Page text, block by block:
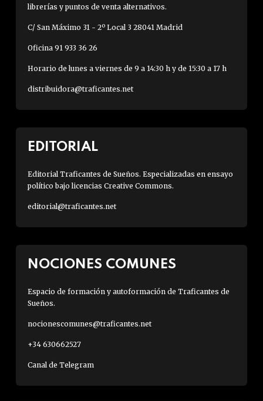
librerías y puntos de venta alternativos.
C/ San Máximo 31 - 2º Local 3 28041 Madrid
Oficina 91 933 36 26
Horario de lunes a viernes de 9 a 14:30 h y de 15:30 a 17 h
distribuidora@traficantes.net
EDITORIAL
Editorial Traficantes de Sueños. Especializadas en ensayo
político bajo licencias Creative Commons.
editorial@traficantes.net
NOCIONES COMUNES
Espacio de formación y autoformación de Traficantes de
Sueños.
nocionescomunes@traficantes.net
+34 630662527
Canal de Telegram